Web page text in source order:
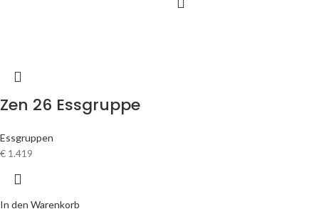
Zen 26 Essgruppe
Essgruppen
€ 1.419
In den Warenkorb